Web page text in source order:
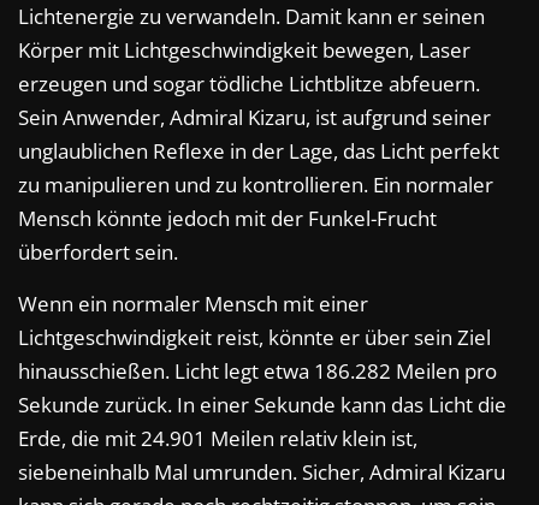
Lichtenergie zu verwandeln. Damit kann er seinen
Körper mit Lichtgeschwindigkeit bewegen, Laser
erzeugen und sogar tödliche Lichtblitze abfeuern.
Sein Anwender, Admiral Kizaru, ist aufgrund seiner
unglaublichen Reflexe in der Lage, das Licht perfekt
zu manipulieren und zu kontrollieren. Ein normaler
Mensch könnte jedoch mit der Funkel-Frucht
überfordert sein.
Wenn ein normaler Mensch mit einer
Lichtgeschwindigkeit reist, könnte er über sein Ziel
hinausschießen. Licht legt etwa 186.282 Meilen pro
Sekunde zurück. In einer Sekunde kann das Licht die
Erde, die mit 24.901 Meilen relativ klein ist,
siebeneinhalb Mal umrunden. Sicher, Admiral Kizaru